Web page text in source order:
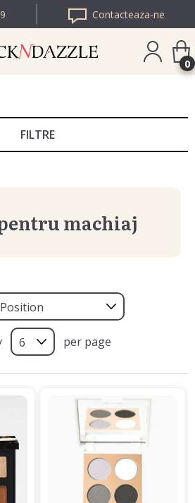
Contacteaza-ne
0
FILTRE
machiaj
per page